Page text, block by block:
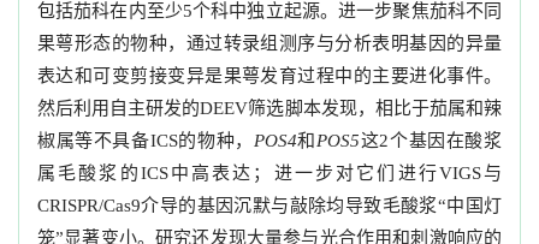
包括茄科在内至少5个科中独立起源。进一步聚焦茄科不同
果萼形态的物种，通过转录组测序与分析表明基因的异量
表达和可变剪接变异是果萼发育过程中的主要进化事件。
然后利用自主研发的DEEV筛选脚本发现，相比于茄属和辣
椒属等不具备ICS的物种， POS4和 POS5这2个基因在酸浆
属毛酸浆的ICS中高表达；进一步对它们进行VIGS与
CRISPR/Cas9介导的基因沉默与敲除均导致毛酸浆“中国灯
笼”显著变小。研究还发现大量参与光合作用和刺激响应的